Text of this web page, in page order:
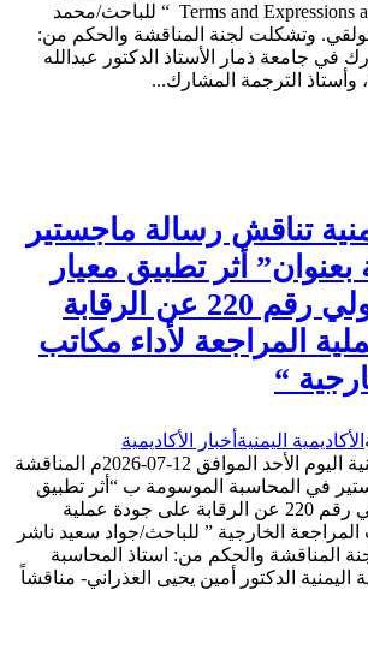
Terms and Expressions at Yemeni Universities “ للباحث/محمد
وتشكلت لجنة المناقشة والحكم من:
في جامعة ذمار الأستاذ الدكتور عبدالله
وأستاذ الترجمة المشارك...
تناقش رسالة ماجستير
أثر تطبيق معيار
المراجعة الدولي رقم 220 عن الرقابة
المراجعة لأداء مكاتب
“
الأكاديمية اليمنية أخبار الأكاديمية
عقدت الأكاديمية اليمنية اليوم الأحد الموافق 12-07-2026م المناقشة
في المحاسبة الموسومة ب “أثر تطبيق
معيار المراجعة الدولي رقم 220 عن الرقابة على جودة عملية
المراجعة الخارجية ” للباحث/جواد سعيد ناشر
المناقشة والحكم من: استاذ المحاسبة
اليمنية الدكتور أمين يحيى العذراني- مناقشاً